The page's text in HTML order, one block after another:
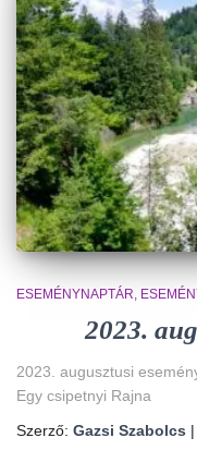
ESEMÉNYNAPTÁR
2023.
2023. augusztusi
Egy csipetnyi Rajna
Szerző: Gazsi Szabolcs